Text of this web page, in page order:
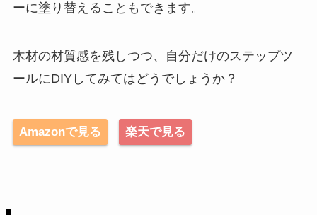
ーに塗り替えることもできます。
木材の材質感を残しつつ、自分だけのステップツ
ールにDIYしてみてはどうでしょうか？
Amazonで見る 楽天で見る